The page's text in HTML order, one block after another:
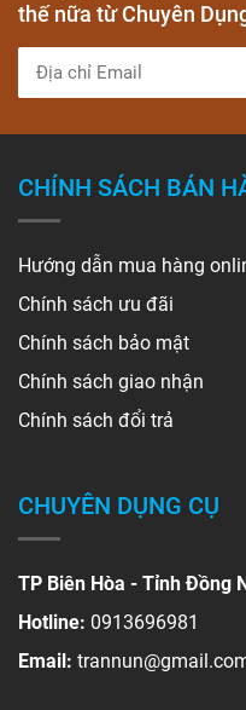
thế nữa từ Chuyên
CHÍNH SÁCH BÁN
Hướng dẫn mua hàng
Chính sách ưu đãi
Chính sách bảo mật
Chính sách giao nhận
Chính sách đổi trả
CHUYÊN DỤNG CỤ
TP Biên Hòa - Tỉnh Đồng
Hotline: 0913696981
Email: